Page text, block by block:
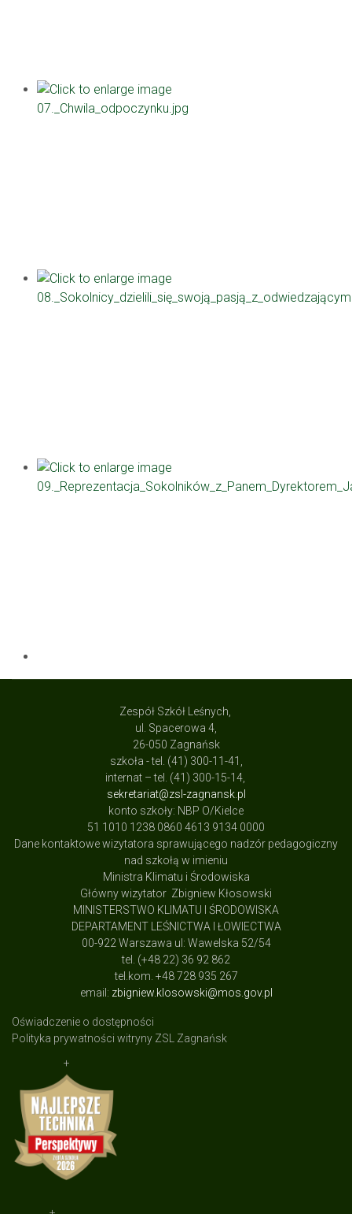
Zespół Szkół Leśnych,
ul. Spacerowa 4,
26-050 Zagnańsk
szkoła - tel. (41) 300-11-41,
internat – tel. (41) 300-15-14,
sekretariat@zsl-zagnansk.pl
konto szkoły: NBP O/Kielce
51 1010 1238 0860 4613 9134 0000
Dane kontaktowe wizytatora sprawującego nadzór pedagogiczny
nad szkołą w imieniu
Ministra Klimatu i Środowiska
Główny wizytator Zbigniew Kłosowski
MINISTERSTWO KLIMATU I ŚRODOWISKA
DEPARTAMENT LEŚNICTWA I ŁOWIECTWA
00-922 Warszawa ul: Wawelska 52/54
tel. (+48 22) 36 92 862
tel.kom. +48 728 935 267
email: zbigniew.klosowski@mos.gov.pl
Oświadczenie o dostępności
Polityka prywatności witryny ZSL Zagnańsk
+